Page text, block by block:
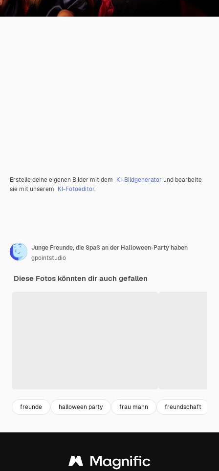
Erstelle deine eigenen Bilder mit dem KI-Bildgenerator und bearbeite
sie mit unserem KI-Fotoeditor.
Junge Freunde, die Spaß an der Halloween-Party haben
gpointstudio
Diese Fotos könnten dir auch gefallen
freunde halloween party frau mann freundschaft